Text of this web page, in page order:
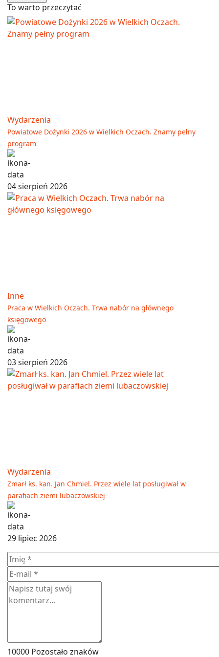
To warto przeczytać
Wydarzenia
Powiatowe Dożynki 2026 w Wielkich Oczach. Znamy pełny
program
04 sierpień 2026
Inne
Praca w Wielkich Oczach. Trwa nabór na głównego
księgowego
03 sierpień 2026
Wydarzenia
Zmarł ks. kan. Jan Chmiel. Przez wiele lat posługiwał w
parafiach ziemi lubaczowskiej
29 lipiec 2026
10000 Pozostało znaków